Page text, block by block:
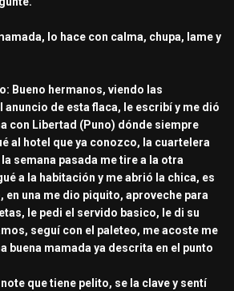
lo hace con calma, chupa, lame y
Bueno hermanos, viendo las
anuncio de esta flaca, le escribí y me dió
con Libertad (Puno) dónde siempre
al hotel que ya conozco, la cuartelera
semana pasada me tire a la otra
a la habitación y me abrió la chica, es
en una me dio piquito, aproveche para
le pedi el servido basico, le di su
seguí con el paleteo, me acoste me
buena mamada ya descrita en el punto
que tiene pelito, se la clave y sentí